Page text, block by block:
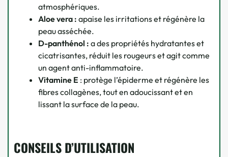
atmosphériques.
Aloe vera : apaise les irritations et régénère la
peau asséchée.
D-panthénol : a des propriétés hydratantes et
cicatrisantes, réduit les rougeurs et agit comme
un agent anti-inflammatoire.
Vitamine E : protège l’épiderme et régénère les
fibres collagènes, tout en adoucissant et en
lissant la surface de la peau.
CONSEILS D’UTILISATION